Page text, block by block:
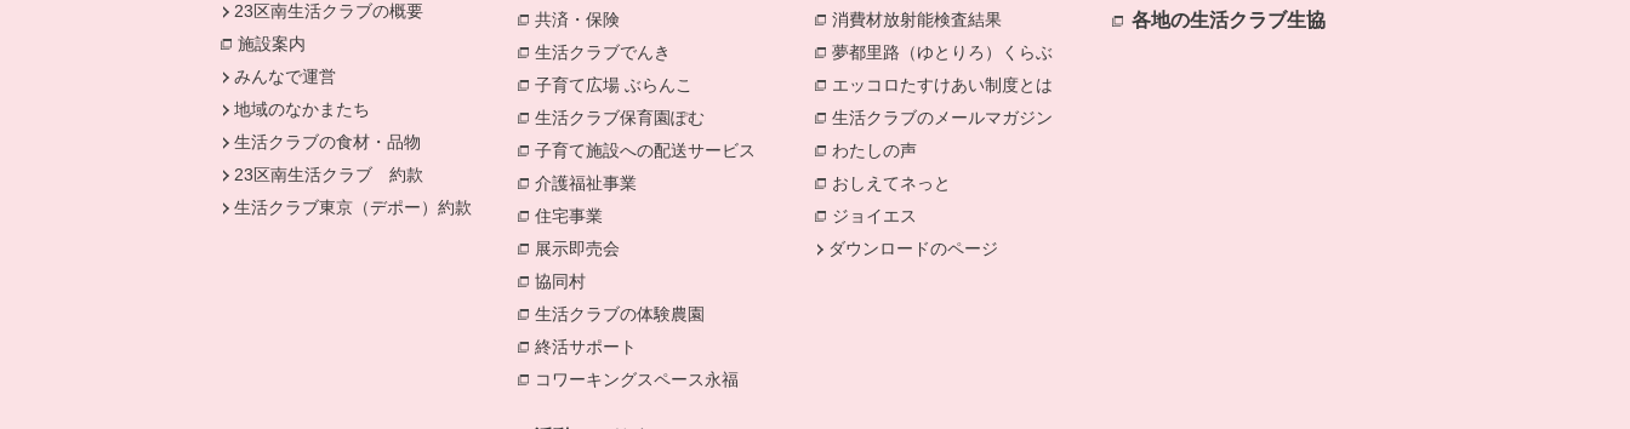
23区南生活クラブの概要
施設案内 別のウィンドウで開きます。
みんなで運営
地域のなかまたち
生活クラブの食材・品物
23区南生活クラブ 約款
生活クラブ東京（デポー）約款
共済・保険 別のウィンドウで開きます。
生活クラブでんき
別のウィンドウで開きます。
子育て広場 ぶらんこ
別のウィンドウで開きます。
生活クラブ保育園ぽむ 別のウィンドウで開きます。
子育て施設への配送サービス
別のウィンドウで開きます。
介護福祉事業 別のウィンドウで開きます。
住宅事業 別のウィンドウで開きます。
展示即売会 別のウィンドウで開きます。
協同村
生活クラブの体験農園
終活サポート
コワーキングスペース永福
消費材放射能検査結果 別のウィンドウで開きます。
夢都里路（ゆとりろ）くらぶ
エッコロたすけあい制度とは
生活クラブのメールマガジン
わたしの声
おしえてネっと
ジョイエス
ダウンロードのページ
各地の生活クラブ生協